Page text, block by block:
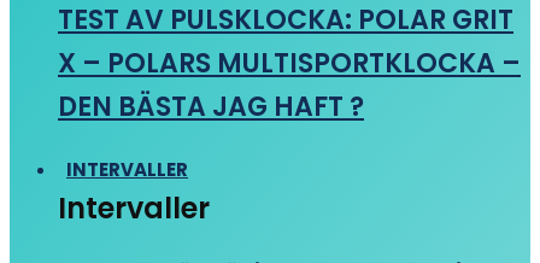
TEST AV PULSKLOCKA: POLAR GRIT
X – POLARS MULTISPORTKLOCKA –
DEN BÄSTA JAG HAFT ?
INTERVALLER
Intervaller